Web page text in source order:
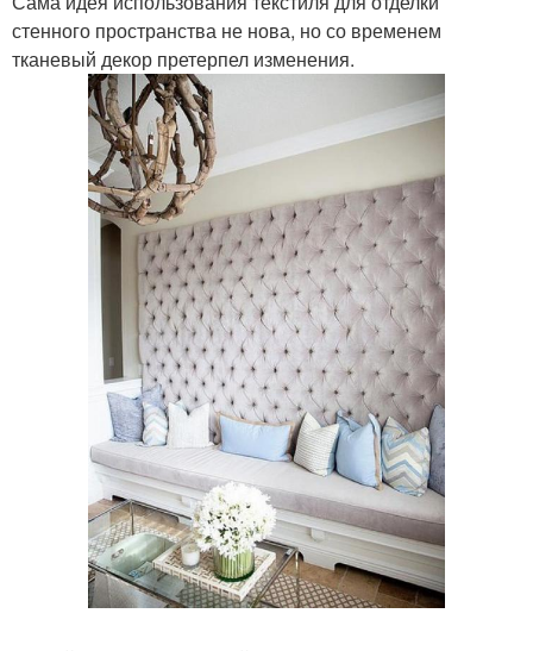
стенного пространства не нова, но со временем
тканевый декор претерпел изменения.